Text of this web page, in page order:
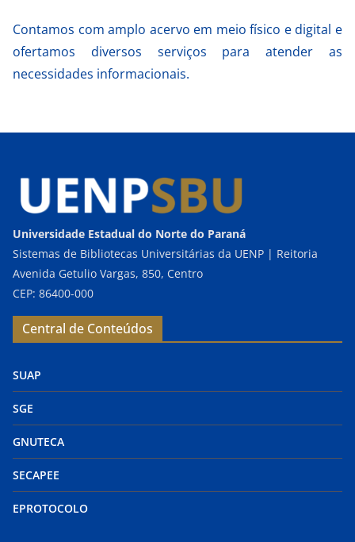
Contamos com amplo acervo em meio físico e digital e
ofertamos diversos serviços para atender as
necessidades informacionais.
Universidade Estadual do Norte do Paraná
Sistemas de Bibliotecas Universitárias da UENP | Reitoria
Avenida Getulio Vargas, 850, Centro
CEP: 86400-000
Central de Conteúdos
SUAP
SGE
GNUTECA
SECAPEE
EPROTOCOLO